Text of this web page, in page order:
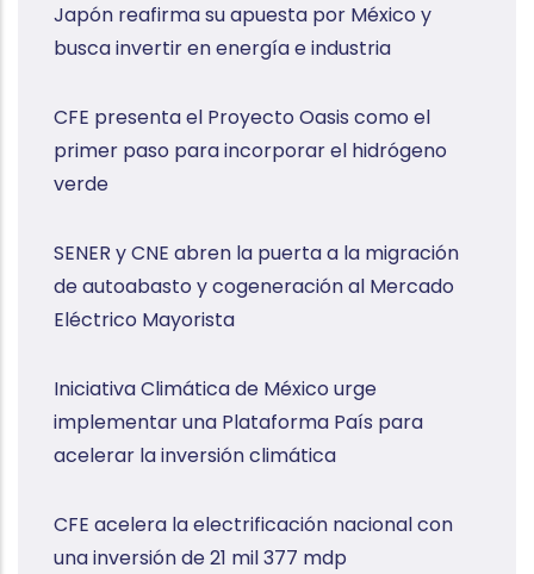
Japón reafirma su apuesta por México y
busca invertir en energía e industria
CFE presenta el Proyecto Oasis como el
primer paso para incorporar el hidrógeno
verde
SENER y CNE abren la puerta a la migración
de autoabasto y cogeneración al Mercado
Eléctrico Mayorista
Iniciativa Climática de México urge
implementar una Plataforma País para
acelerar la inversión climática
CFE acelera la electrificación nacional con
una inversión de 21 mil 377 mdp